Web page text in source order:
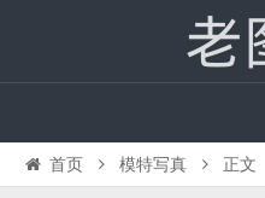
首页 模特写真 正文